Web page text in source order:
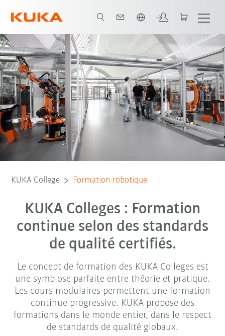
KUKA College Formation robotique
KUKA Colleges : Formation
continue selon des standards
de qualité certifiés.
Le concept de formation des KUKA Colleges est
une symbiose parfaite entre théorie et pratique.
Les cours modulaires permettent une formation
continue progressive. KUKA propose des
formations dans le monde entier, dans le respect
de standards de qualité globaux.